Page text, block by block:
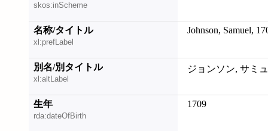
skos:inScheme
名称/タイトル
xl:prefLabel
Johnson, Samuel,
別名/別タイトル
xl:altLabel
生年
rda:dateOfBirth
1709